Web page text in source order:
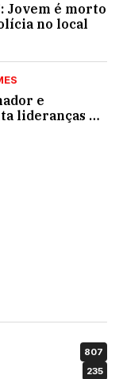
Jovem é morto
no local
e
lideranças do
a reeleição
807
235